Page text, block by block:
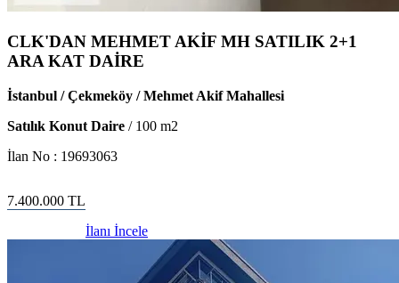
CLK'DAN MEHMET AKİF MH SATILIK 2+1
ARA KAT DAİRE
İstanbul / Çekmeköy / Mehmet Akif Mahallesi
Satılık Konut Daire / 100 m2
İlan No : 19693063
7.400.000 TL
İlanı İncele